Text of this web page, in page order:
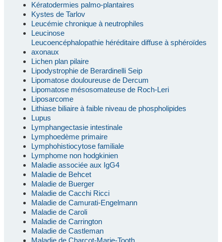
Kératodermies palmo-plantaires
Kystes de Tarlov
Leucémie chronique à neutrophiles
Leucinose
Leucoencéphalopathie héréditaire diffuse à sphéroïdes
axonaux
Lichen plan pilaire
Lipodystrophie de Berardinelli Seip
Lipomatose douloureuse de Dercum
Lipomatose mésosomateuse de Roch-Leri
Liposarcome
Lithiase biliaire à faible niveau de phospholipides
Lupus
Lymphangectasie intestinale
Lymphoedème primaire
Lymphohistiocytose familiale
Lymphome non hodgkinien
Maladie associée aux IgG4
Maladie de Behcet
Maladie de Buerger
Maladie de Cacchi Ricci
Maladie de Camurati-Engelmann
Maladie de Caroli
Maladie de Carrington
Maladie de Castleman
Maladie de Charcot-Marie-Tooth